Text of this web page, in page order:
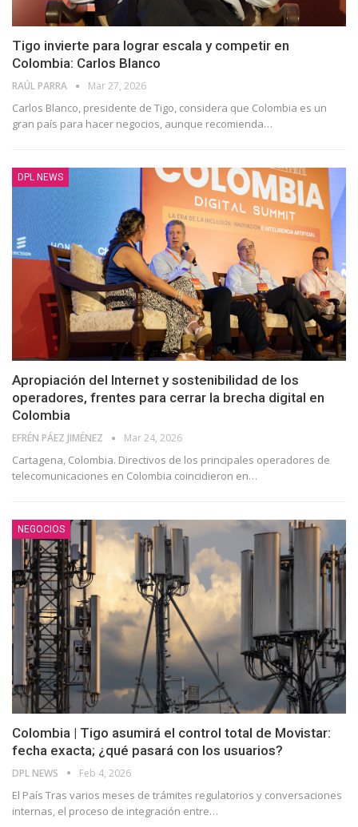
Tigo invierte para lograr escala y competir en
Colombia: Carlos Blanco
RAÚL PARRA Mar 27, 2026
Carlos Blanco, presidente de Tigo, considera que Colombia es un
gran país para hacer negocios, aunque recomienda…
DPL NEWS
Apropiación del Internet y sostenibilidad de los
operadores, frentes para cerrar la brecha digital en
Colombia
EFRÉN PÁEZ JIMÉNEZ Mar 24, 2026
Cartagena, Colombia. Directivos de los principales operadores de
telecomunicaciones en Colombia coincidieron en…
NEGOCIOS
Colombia | Tigo asumirá el control total de Movistar:
fecha exacta; ¿qué pasará con los usuarios?
DPL NEWS Feb 4, 2026
El País Tras varios meses de trámites regulatorios y conversaciones
internas, el proceso de integración entre…